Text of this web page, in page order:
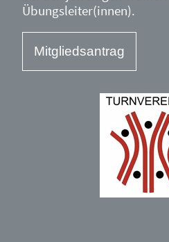
Übungsleiter(innen).
Mitgliedsantrag